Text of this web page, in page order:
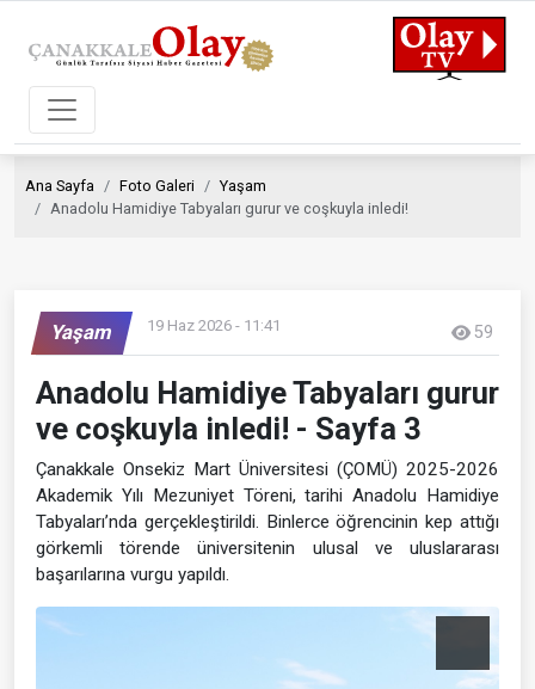
Ana Sayfa Foto Galeri
Yaşam
Anadolu Hamidiye Tabyaları gurur ve coşkuyla inledi!
Yaşam 19 Haz 2026 - 11:41 59
Anadolu Hamidiye Tabyaları gurur
ve coşkuyla inledi! - Sayfa 3
Çanakkale Onsekiz Mart Üniversitesi (ÇOMÜ) 2025-2026
Akademik Yılı Mezuniyet Töreni, tarihi Anadolu Hamidiye
Tabyaları’nda gerçekleştirildi. Binlerce öğrencinin kep attığı
görkemli törende üniversitenin ulusal ve uluslararası
başarılarına vurgu yapıldı.